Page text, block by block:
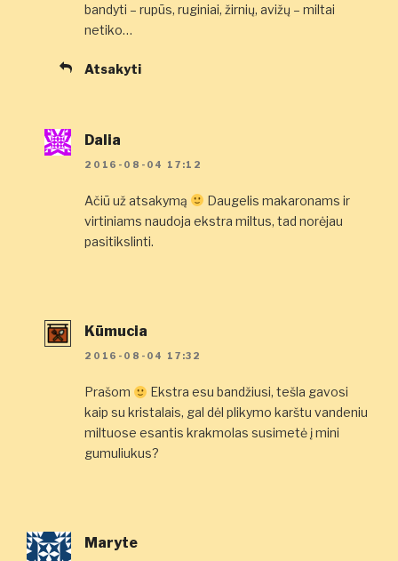
bandyti – rupūs, ruginiai, žirnių, avižų – miltai
netiko…
Atsakyti
Dalia
2016-08-04 17:12
Ačiū už atsakymą
Daugelis makaronams ir
virtiniams naudoja ekstra miltus, tad norėjau
pasitikslinti.
Kūmucia
2016-08-04 17:32
Prašom
Ekstra esu bandžiusi, tešla gavosi
kaip su kristalais, gal dėl plikymo karštu vandeniu
miltuose esantis krakmolas susimetė į mini
gumuliukus?
Maryte